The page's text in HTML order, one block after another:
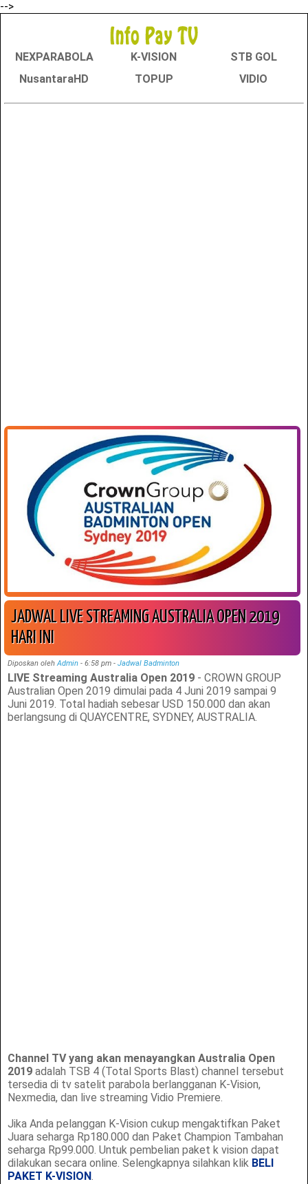
-->
NEXPARABOLA K-VISION
STB GOL
NusantaraHD
TOPUP VIDIO
JADWAL LIVE STREAMING AUSTRALIA OPEN 2019
HARI INI
Diposkan olehAdmin - 6:58 pm- Jadwal Badminton
LIVE Streaming Australia Open 2019 - CROWN GROUP
Australian Open 2019 dimulai pada 4 Juni 2019 sampai 9
Juni 2019. Total hadiah sebesar USD 150.000 dan akan
berlangsung di QUAYCENTRE, SYDNEY, AUSTRALIA.
Channel TV yang akan menayangkan Australia Open
2019 adalah TSB 4 (Total Sports Blast) channel tersebut
tersedia di tv satelit parabola berlangganan K-Vision,
Nexmedia, dan live streaming Vidio Premiere.
Jika Anda pelanggan K-Vision cukup mengaktifkan Paket
Juara seharga Rp180.000 dan Paket Champion Tambahan
seharga Rp99.000. Untuk pembelian paket k vision dapat
dilakukan secara online. Selengkapnya silahkan klik BELI
PAKET K-VISION.